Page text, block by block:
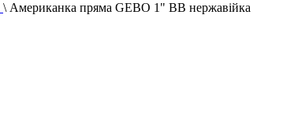
\ Американка пряма GEBO 1" ВВ нержавійка